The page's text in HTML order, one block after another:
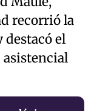
recorrió la
destacó el
asistencial